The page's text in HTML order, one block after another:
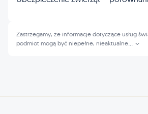
Zastrzegamy, że informacje dotyczące usług
podmiot mogą być niepełne, nieaktualne